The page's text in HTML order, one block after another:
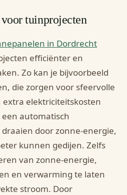
tuinprojecten
in Dordrecht
efficiënter en
Zo kan je bijvoorbeeld
die zorgen voor sfeervolle
elektriciteitskosten
automatisch
door zonne-energie,
kunnen gedijen. Zelfs
van zonne-energie,
en verwarming te laten
stroom. Door